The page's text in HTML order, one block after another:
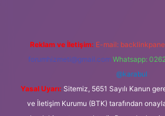
Reklam ve İletişim: E-mail:
forumhizmeti@gmail.com Whatsapp:
@karabul
Yasal Uyarı: Sitemiz, 5651 Sayılı Kanun
ve İletişim Kurumu (BTK) tarafından